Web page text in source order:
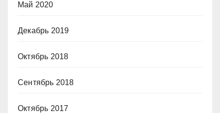
Май 2020
Декабрь 2019
Октябрь 2018
Сентябрь 2018
Октябрь 2017